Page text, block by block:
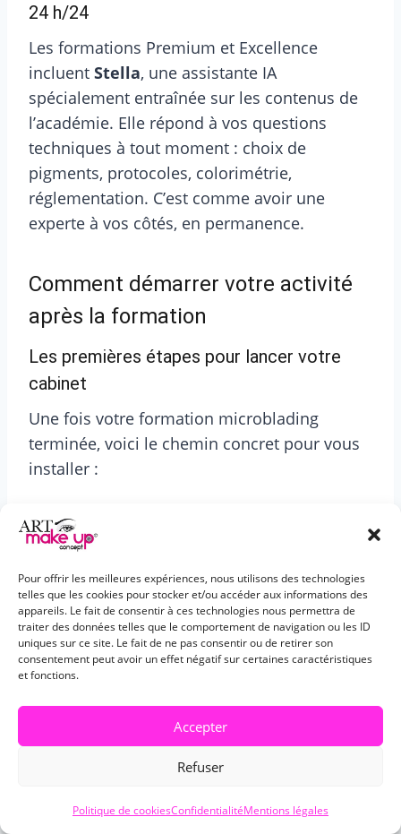
Pour offrir les meilleures expériences, nous utilisons des technologies
telles que les cookies pour stocker et/ou accéder aux informations des
appareils. Le fait de consentir à ces technologies nous permettra de
traiter des données telles que le comportement de navigation ou les ID
uniques sur ce site. Le fait de ne pas consentir ou de retirer son
consentement peut avoir un effet négatif sur certaines caractéristiques
et fonctions.
Accepter
Refuser
Politique de cookiesConfidentialitéMentions légales
24 h/24
Les formations Premium et Excellence
incluent Stella, une assistante IA
spécialement entraînée sur les contenus de
l’académie. Elle répond à vos questions
techniques à tout moment : choix de
pigments, protocoles, colorimétrie,
réglementation. C’est comme avoir une
experte à vos côtés, en permanence.
Comment démarrer votre activité
après la formation
Les premières étapes pour lancer votre
cabinet
Une fois votre formation microblading
terminée, voici le chemin concret pour vous
installer :
Obtenir l’attestation hygiène et
salubrité
formation).
Déclarer votre activité: auto-
entreprise ou société, selon votre
situation.
Déclarer auprès de l’ARS
Aménager votre espace de travail
conformité aux normes d’hygiène.
Investir dans du matériel de qualité
(budget : 500-1 500 EUR).